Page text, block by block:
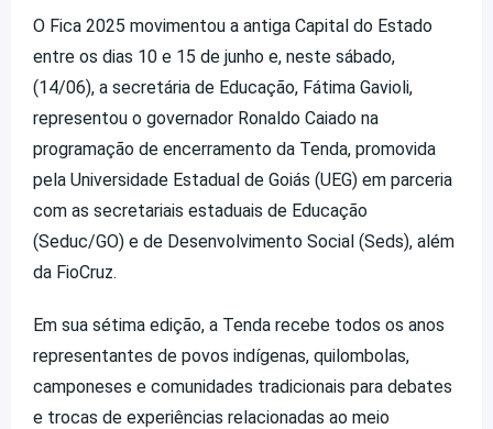
O Fica 2025 movimentou a antiga Capital do Estado
entre os dias 10 e 15 de junho e, neste sábado,
(14/06), a secretária de Educação, Fátima Gavioli,
representou o governador Ronaldo Caiado na
programação de encerramento da Tenda, promovida
pela Universidade Estadual de Goiás (UEG) em parceria
com as secretariais estaduais de Educação
(Seduc/GO) e de Desenvolvimento Social (Seds), além
da FioCruz.
Em sua sétima edição, a Tenda recebe todos os anos
representantes de povos indígenas, quilombolas,
camponeses e comunidades tradicionais para debates
e trocas de experiências relacionadas ao meio